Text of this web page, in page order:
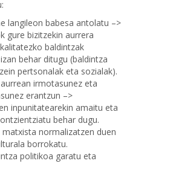
langileon babesa antolatu –>
gure bizitzekin aurrera
baldintzak
behar ditugu (baldintza
pertsonalak eta sozialak).
irmotasunez eta
erantzun –>
inpunitatearekin amaitu eta
behar dugu.
matxista normalizatzen duen
borrokatu.
politikoa garatu eta